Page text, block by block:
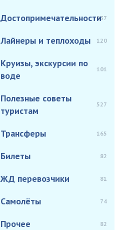
Достопримечательности937
Лайнеры и теплоходы 120
Круизы, экскурсии по
воде
101
Полезные советы
туристам
527
Трансферы 165
Билеты 82
ЖД перевозчики 81
Самолёты 74
Прочее 82